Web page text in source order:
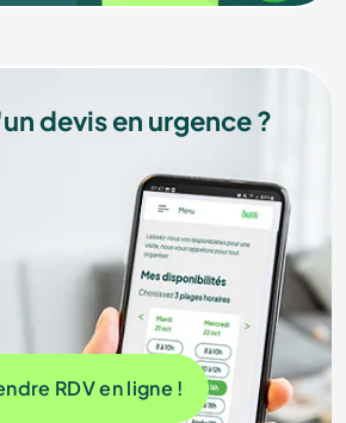
devis en urgence ?
RDV en ligne !